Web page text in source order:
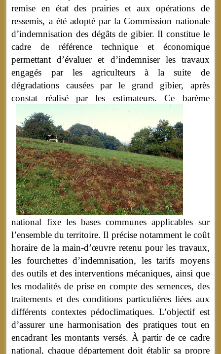
remise en état des prairies et aux opérations de
ressemis, a été adopté par la Commission nationale
d’indemnisation des dégâts de gibier. Il constitue le
cadre de référence technique et économique
permettant d’évaluer et d’indemniser les travaux
engagés par les agriculteurs à la suite de
dégradations causées par le grand gibier, après
constat réalisé par les estimateurs.Ce barème
national fixe les bases communes applicables sur
l’ensemble du territoire. Il précise notamment le coût
horaire de la main-d’œuvre retenu pour les travaux,
les fourchettes d’indemnisation, les tarifs moyens
des outils et des interventions mécaniques, ainsi que
les modalités de prise en compte des semences, des
traitements et des conditions particulières liées aux
différents contextes pédoclimatiques. L’objectif est
d’assurer une harmonisation des pratiques tout en
encadrant les montants versés. À partir de ce cadre
national, chaque département doit établir sa propre